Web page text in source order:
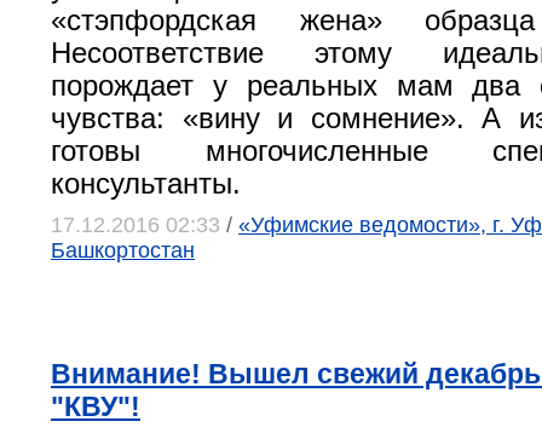
«стэпфордская жена»
Несоответствие этому
порождает у реальных мам два
чувства: «вину и сомнение». А
готовы многочисленные
консультанты.
17.12.2016 02:33 / «Уфимские ведомости», г.
Башкортостан
Внимание! Вышел свежий
"КВУ"!